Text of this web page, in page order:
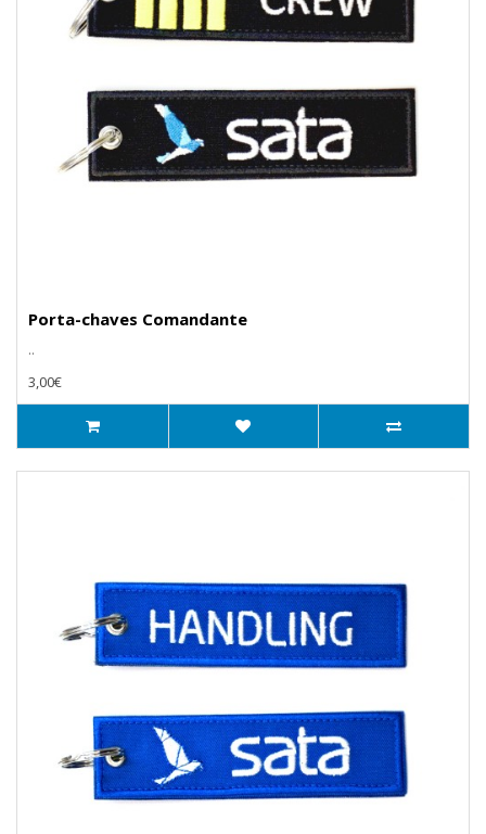
Porta-chaves Comandante
..
3,00€